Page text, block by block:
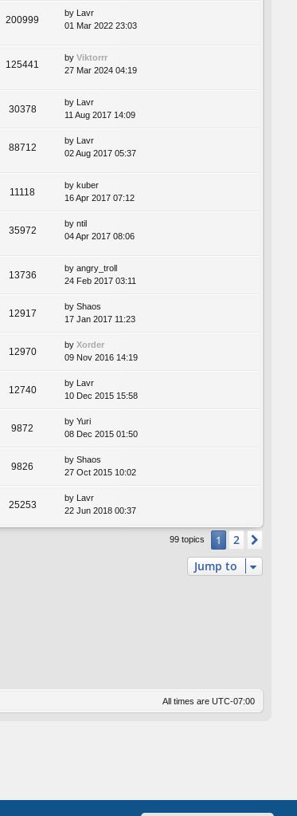
200999
by Lavr
01 Mar 2022 23:03
125441
by Viktorrr
27 Mar 2024 04:19
30378
by Lavr
11 Aug 2017 14:09
88712
by Lavr
02 Aug 2017 05:37
11118
by kuber
16 Apr 2017 07:12
35972
by ntil
04 Apr 2017 08:06
13736
by angry_troll
24 Feb 2017 03:11
12917
by Shaos
17 Jan 2017 11:23
12970
by Xorder
09 Nov 2016 14:19
12740
by
Lavr
10 Dec 2015 15:58
9872
by Yuri
08 Dec 2015 01:50
9826
by Shaos
27 Oct 2015 10:02
25253
by
Lavr
22 Jun 2018 00:37
99 topics 1 2
Jump to
All times are UTC-07:00